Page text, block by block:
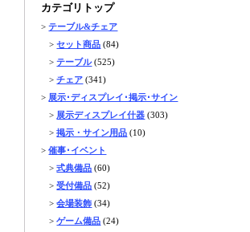
カテゴリトップ
>テーブル&チェア
>セット商品 (84)
>テーブル(525)
>チェア (341)
> 展示･ディスプレイ･掲示･サイン
> 展示ディスプレイ什器 (303)
>掲示・サイン用品 (10)
>催事･イベント
>式典備品 (60)
>受付備品 (52)
>会場装飾 (34)
>ゲーム備品 (24)